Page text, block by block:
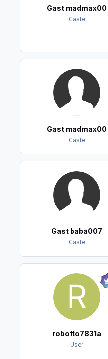
Gast madmax00
Gäste
Gast madmax00
Gäste
Gast baba007
Gäste
robotto7831a
User